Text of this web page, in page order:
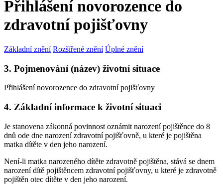
Přihlášení novorozence do
zdravotní pojišťovny
Základní znění Rozšířené znění Úplné znění
3. Pojmenování (název) životní situace
Přihlášení novorozence do zdravotní pojišťovny
4. Základní informace k životní situaci
Je stanovena zákonná povinnost oznámit narození pojištěnce do 8
dnů ode dne narození zdravotní pojišťovně, u které je pojištěna
matka dítěte v den jeho narození.
Není-li matka narozeného dítěte zdravotně pojištěna, stává se dnem
narození dítě pojištěncem zdravotní pojišťovny, u které je zdravotně
pojištěn otec dítěte v den jeho narození.